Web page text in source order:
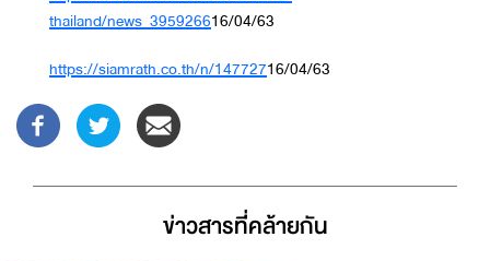
thailand/news_395926616/04/63
https://siamrath.co.th/n/14772716/04/63
ข่าวสารที่่คล้ายกัน